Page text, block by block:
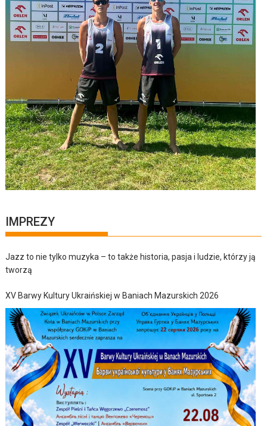
IMPREZY
Jazz to nie tylko muzyka – to także historia, pasja i ludzie, którzy ją
tworzą
XV Barwy Kultury Ukraińskiej w Baniach Mazurskich 2026